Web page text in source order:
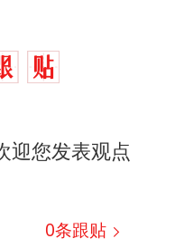
迎您发表观点
0条跟贴